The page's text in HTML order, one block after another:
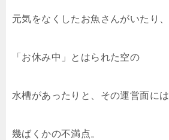
元気をなくしたお魚さんがいたり、
「お休み中」とはられた空の
水槽があったりと、その運営面には
幾ばくかの不満点。